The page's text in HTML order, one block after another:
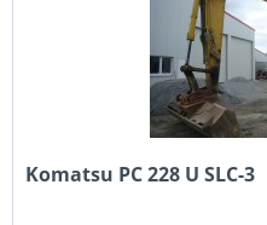
Komatsu PC 228 U SLC-3